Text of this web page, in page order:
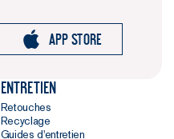
App store
Entretien
Retouches
Recyclage
Guides d'entretien